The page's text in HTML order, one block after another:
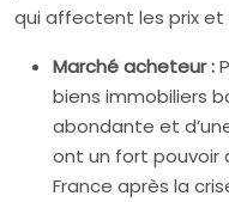
qui affectent les prix et
Marché acheteur :
biens immobiliers
abondante et
ont un fort pouvoir
France après la